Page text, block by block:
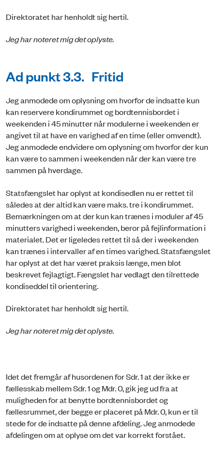
Direktoratet har henholdt sig hertil.
Jeg har noteret mig det oplyste.
Ad punkt 3.3. Fritid
Jeg anmodede om oplysning om hvorfor de indsatte kun
kan reservere kondirummet og bordtennisbordet i
weekenden i 45 minutter når modulerne i weekenden er
angivet til at have en varighed af en time (eller omvendt).
Jeg anmodede endvidere om oplysning om hvorfor der kun
kan være to sammen i weekenden når der kan være tre
sammen på hverdage.
Statsfængslet har oplyst at kondisedlen nu er rettet til
således at der altid kan være maks. tre i kondirummet.
Bemærkningen om at der kun kan trænes i moduler af 45
minutters varighed i weekenden, beror på fejlinformation i
materialet. Det er ligeledes rettet til så der i weekenden
kan trænes i intervaller af en times varighed. Statsfængslet
har oplyst at det har været praksis længe, men blot
beskrevet fejlagtigt. Fængslet har vedlagt den tilrettede
kondiseddel til orientering.
Direktoratet har henholdt sig hertil.
Jeg har noteret mig det oplyste.
Idet det fremgår af husordenen for Sdr. 1 at der ikke er
fællesskab mellem Sdr. 1 og Mdr. 0, gik jeg ud fra at
muligheden for at benytte bordtennisbordet og
fællesrummet, der begge er placeret på Mdr. 0, kun er til
stede for de indsatte på denne afdeling. Jeg anmodede
afdelingen om at oplyse om det var korrekt forstået.